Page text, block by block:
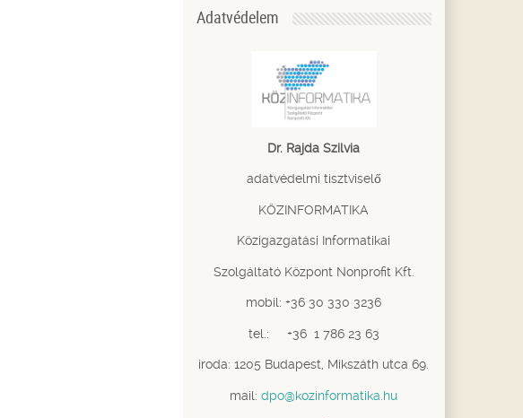
Adatvédelem
Dr. Rajda Szilvia
adatvédelmi tisztviselő
KÖZINFORMATIKA
Közigazgatási Informatikai
Szolgáltató Központ Nonprofit Kft.
mobil: +36 30 330 3236
tel.: +36 1 786 23 63
iroda: 1205 Budapest, Mikszáth utca 69.
mail:dpo@kozinformatika.hu